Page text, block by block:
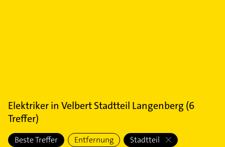
Elektrikerin Velbert Stadtteil Langenberg (6
Treffer)
Beste Treffer Entfernung Stadtteil